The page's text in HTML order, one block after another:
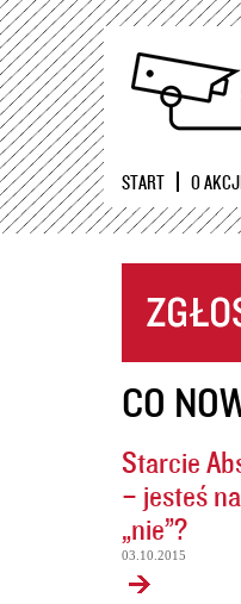
START O
CO
Starcie
– jesteś
„nie”?
03.10.2015